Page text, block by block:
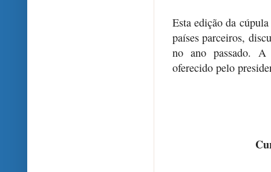
Esta edição da
países parceiros,
no ano passado. A
oferecido pelo